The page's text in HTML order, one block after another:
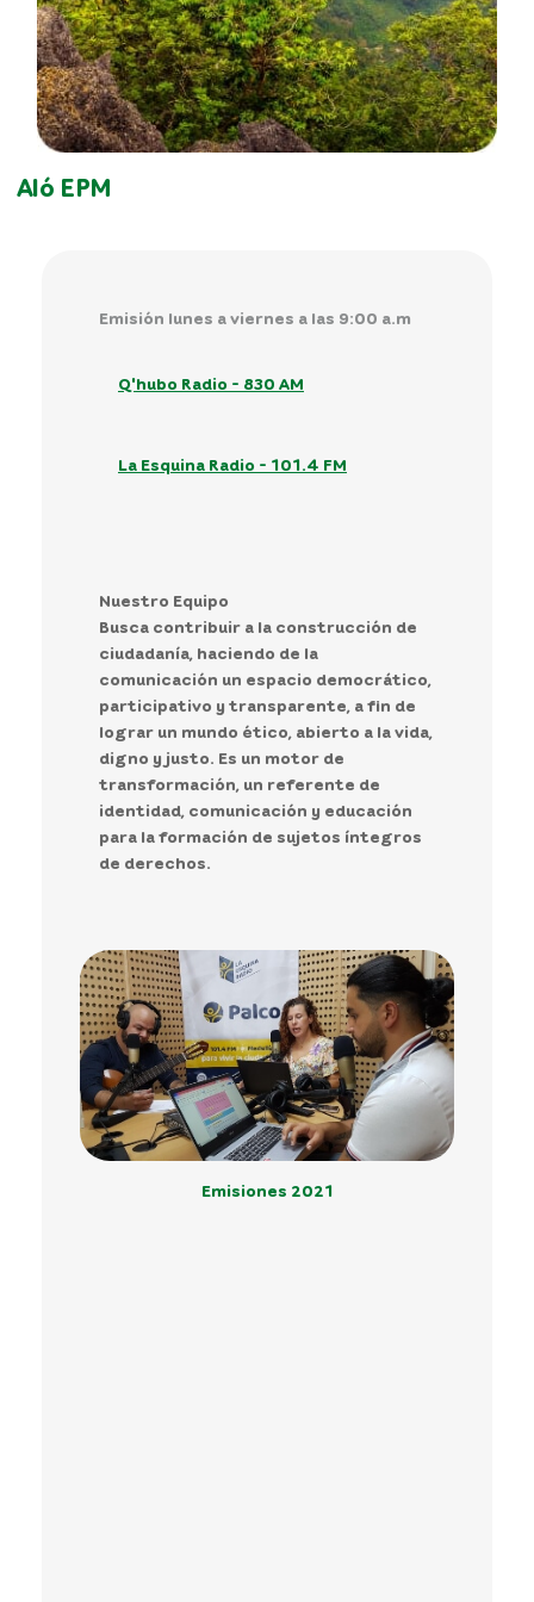
Aló EPM
Emisión lunes a viernes a las 9:00 a.m
Q'hubo Radio - 830 AM
La Esquina Radio - 101.4 FM
Nuestro Equipo
Busca contribuir a la construcción de
ciudadanía, haciendo de la
comunicación un espacio democrático,
participativo y transparente, a fin de
lograr un mundo ético, abierto a la vida,
digno y justo. Es un motor de
transformación, un referente de
identidad, comunicación y educación
para la formación de sujetos íntegros
de derechos.
Emisiones 2021